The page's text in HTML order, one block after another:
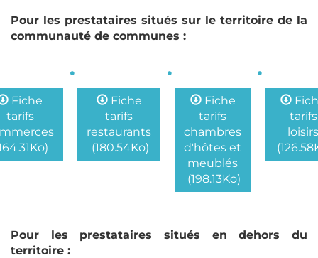
Pour les prestataires situés sur le territoire de la
communauté de communes :
Fiche
tarifs
Fiche
tarifs
restaurants
(180.54Ko)
Fiche
tarifs
chambres
d'hôtes et
meublés
(198.13Ko)
tarifs
loisirs
Pour les prestataires situés en dehors du
territoire :